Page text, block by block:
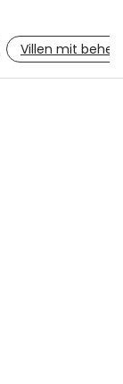
Villen mit